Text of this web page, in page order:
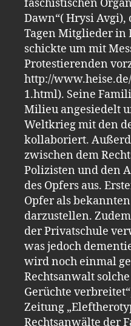
faschistischen
Dawn“( Hrysi
Tagen Mitglieder in
schickte um mit
Protestierenden
http://
1.html). Seine
Milieu angesiedelt
Weltkrieg mit den
kollaboriert.
zwischen dem
Polizisten und den
des Opfers aus.
Opfer als
darzustellen.
der Privatschule
was jedoch
wird noch einmal
Rechtsanwalt
Gerüchte
Zeitung
Rechtsanwälte der